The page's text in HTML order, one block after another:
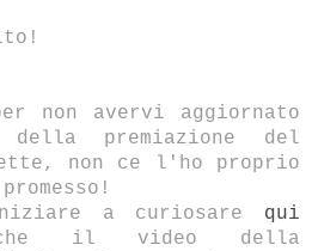
non avervi aggiornato
premiazione del
non ce l'ho proprio
a curiosare qui
il video della